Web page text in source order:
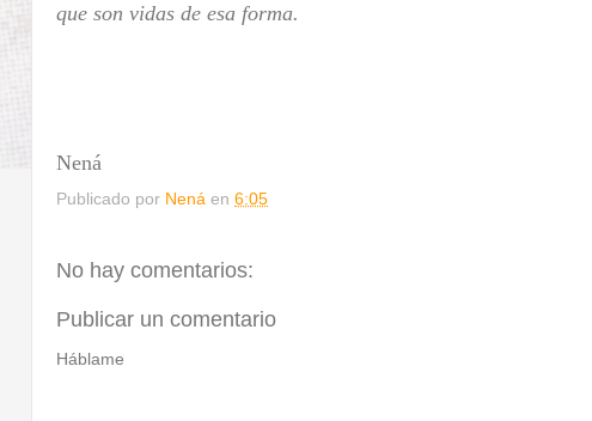
que son vidas de esa forma.
Nená
Publicado por Nená en 6:05
No hay comentarios:
Publicar un comentario
Háblame